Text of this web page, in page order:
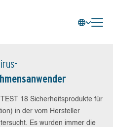
18 Sicherheitsprodukte für
in der vom Hersteller
Es wurden immer die